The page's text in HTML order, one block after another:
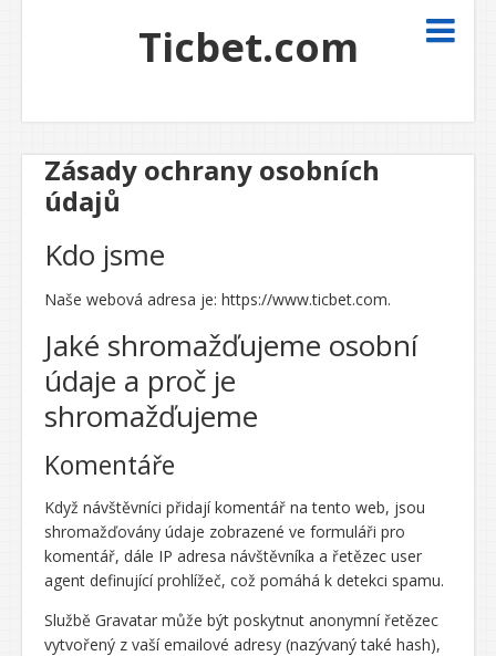
Ticbet.com
Zásady ochrany osobních
údajů
Kdo jsme
Naše webová adresa je: https://www.ticbet.com.
Jaké shromažďujeme osobní
údaje a proč je
shromažďujeme
Komentáře
Když návštěvníci přidají komentář na tento web, jsou
shromažďovány údaje zobrazené ve formuláři pro
komentář, dále IP adresa návštěvníka a řetězec user
agent definující prohlížeč, což pomáhá k detekci spamu.
Službě Gravatar může být poskytnut anonymní řetězec
vytvořený z vaší emailové adresy (nazývaný také hash),